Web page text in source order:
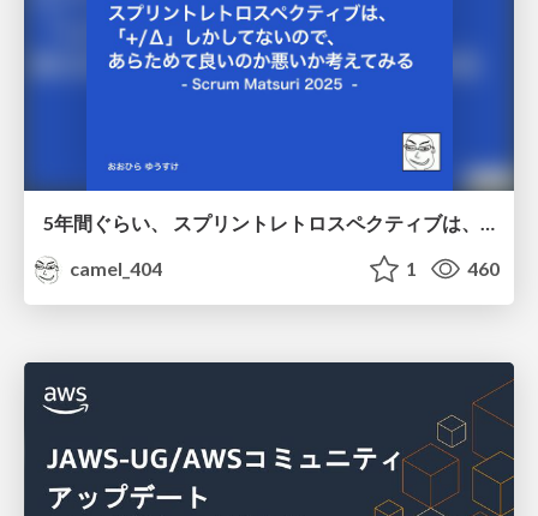
5年間ぐらい、 スプリントレトロスペクティブは、 「+/Δ」しかしてないので、 あらためて良いのか悪いか考えてみる / Doing Plus Delta for about five years
camel_404
1 460